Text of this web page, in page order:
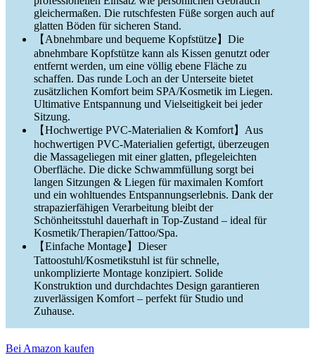
gleichermaßen. Die rutschfesten Füße sorgen auch auf
glatten Böden für sicheren Stand.
【Abnehmbare und bequeme Kopfstütze】Die
abnehmbare Kopfstütze kann als Kissen genutzt oder
entfernt werden, um eine völlig ebene Fläche zu
schaffen. Das runde Loch an der Unterseite bietet
zusätzlichen Komfort beim SPA/Kosmetik im Liegen.
Ultimative Entspannung und Vielseitigkeit bei jeder
Sitzung.
【Hochwertige PVC-Materialien & Komfort】Aus
hochwertigen PVC-Materialien gefertigt, überzeugen
die Massageliegen mit einer glatten, pflegeleichten
Oberfläche. Die dicke Schwammfüllung sorgt bei
langen Sitzungen & Liegen für maximalen Komfort
und ein wohltuendes Entspannungserlebnis. Dank der
strapazierfähigen Verarbeitung bleibt der
Schönheitsstuhl dauerhaft in Top-Zustand – ideal für
Kosmetik/Therapien/Tattoo/Spa.
【Einfache Montage】Dieser
Tattoostuhl/Kosmetikstuhl ist für schnelle,
unkomplizierte Montage konzipiert. Solide
Konstruktion und durchdachtes Design garantieren
zuverlässigen Komfort – perfekt für Studio und
Zuhause.
Bei Amazon kaufen